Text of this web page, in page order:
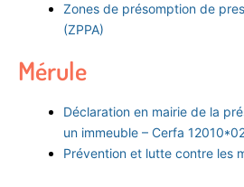
Zones de présomption de
(ZPPA)
Mérule
Déclaration en mairie de la
un immeuble – Cerfa
Prévention et lutte contre les